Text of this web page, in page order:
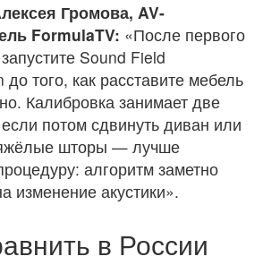
Громова, AV-
FormulaTV: «После первого
Sound Field
того, как расставите мебель
Калибровка занимает две
потом сдвинуть диван или
шторы — лучше
алгоритм заметно
изменение акустики».
в России